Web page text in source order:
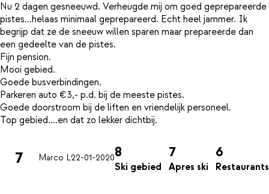
Nu 2 dagen gesneeuwd. Verheugde mij om goed geprepareerde
pistes...helaas minimaal geprepareerd. Echt heel jammer. Ik
begrijp dat ze de sneeuw willen sparen maar prepareerde dan
een gedeelte van de pistes.
Fijn pension.
Mooi gebied.
Goede busverbindingen.
Parkeren auto €3,- p.d. bij de meeste pistes.
Goede doorstroom bij de liften en vriendelijk personeel.
7 Marco L22-01-20208
Ski gebied
7
Apres ski
6
Restaurants